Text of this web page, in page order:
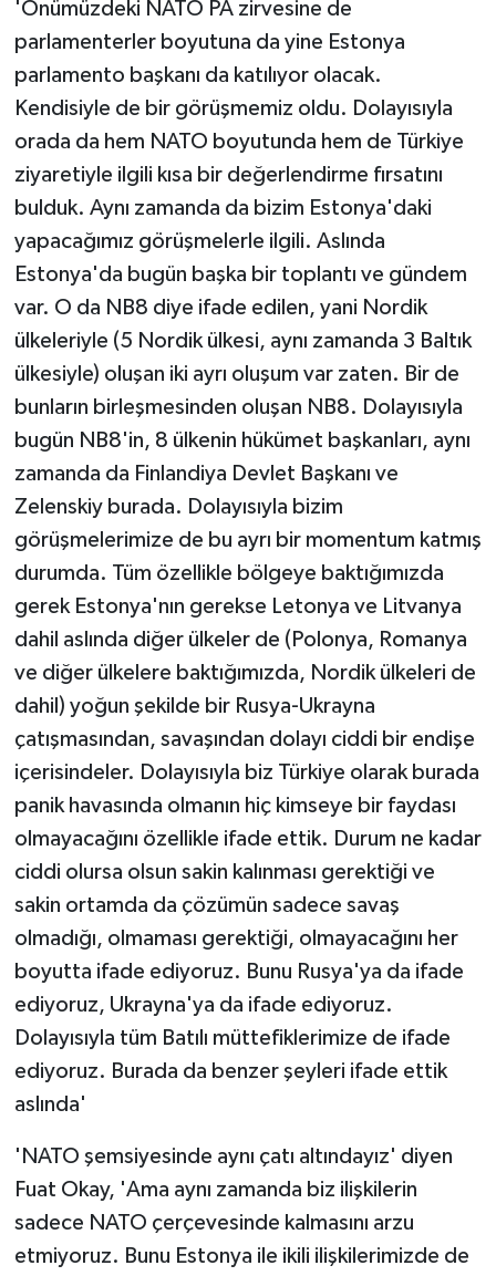
'Önümüzdeki NATO PA zirvesine de
parlamenterler boyutuna da yine Estonya
parlamento başkanı da katılıyor olacak.
Kendisiyle de bir görüşmemiz oldu. Dolayısıyla
orada da hem NATO boyutunda hem de Türkiye
ziyaretiyle ilgili kısa bir değerlendirme fırsatını
bulduk. Aynı zamanda da bizim Estonya'daki
yapacağımız görüşmelerle ilgili. Aslında
Estonya'da bugün başka bir toplantı ve gündem
var. O da NB8 diye ifade edilen, yani Nordik
ülkeleriyle (5 Nordik ülkesi, aynı zamanda 3 Baltık
ülkesiyle) oluşan iki ayrı oluşum var zaten. Bir de
bunların birleşmesinden oluşan NB8. Dolayısıyla
bugün NB8'in, 8 ülkenin hükümet başkanları, aynı
zamanda da Finlandiya Devlet Başkanı ve
Zelenskiy burada. Dolayısıyla bizim
görüşmelerimize de bu ayrı bir momentum katmış
durumda. Tüm özellikle bölgeye baktığımızda
gerek Estonya'nın gerekse Letonya ve Litvanya
dahil aslında diğer ülkeler de (Polonya, Romanya
ve diğer ülkelere baktığımızda, Nordik ülkeleri de
dahil) yoğun şekilde bir Rusya-Ukrayna
çatışmasından, savaşından dolayı ciddi bir endişe
içerisindeler. Dolayısıyla biz Türkiye olarak burada
panik havasında olmanın hiç kimseye bir faydası
olmayacağını özellikle ifade ettik. Durum ne kadar
ciddi olursa olsun sakin kalınması gerektiği ve
sakin ortamda da çözümün sadece savaş
olmadığı, olmaması gerektiği, olmayacağını her
boyutta ifade ediyoruz. Bunu Rusya'ya da ifade
ediyoruz, Ukrayna'ya da ifade ediyoruz.
Dolayısıyla tüm Batılı müttefiklerimize de ifade
ediyoruz. Burada da benzer şeyleri ifade ettik
aslında'
'NATO şemsiyesinde aynı çatı altındayız' diyen
Fuat Okay, 'Ama aynı zamanda biz ilişkilerin
sadece NATO çerçevesinde kalmasını arzu
etmiyoruz. Bunu Estonya ile ikili ilişkilerimizde de